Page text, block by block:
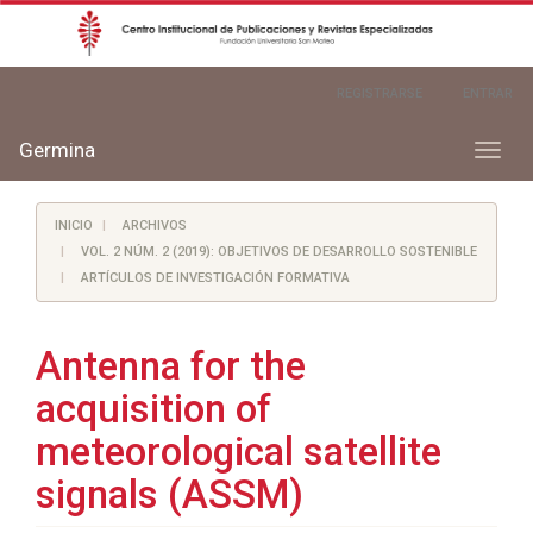
principal
Barra
lateral
Toggle
Germina
INICIO
ARCHIVOS
VOL. 2 NÚM. 2 (2019): OBJETIVOS DE DESARROLLO SOSTENIBLE
ARTÍCULOS DE INVESTIGACIÓN FORMATIVA
Antenna for the
acquisition of
meteorological satellite
signals (ASSM)